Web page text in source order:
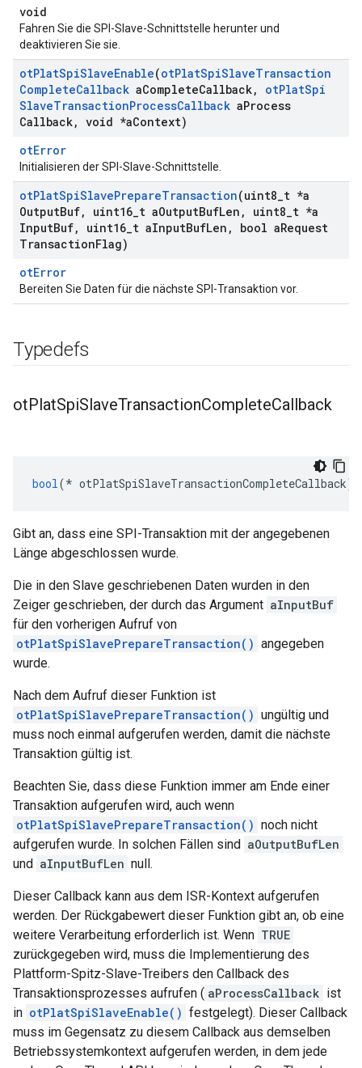
void
Fahren Sie die SPI-Slave-Schnittstelle herunter und
deaktivieren Sie sie.
otPlatSpiSlaveEnable(otPlatSpiSlaveTransaction
CompleteCallback aCompleteCallback, otPlatSpi
SlaveTransactionProcessCallback aProcess
Callback, void *aContext)
otError
Initialisieren der SPI-Slave-Schnittstelle.
otPlatSpiSlavePrepareTransaction(uint8 t *a
OutputBuf, uint16 t aOutputBufLen , uint8 t *a
InputBuf, uint16 t aInputBufLen , bool aRequest
TransactionFlag)
otError
Bereiten Sie Daten für die nächste SPI-Transaktion vor.
Typedefs
otPlatSpiSlaveTransactionCompleteCallback
bool(* otPlatSpiSlaveTransactionCompleteCallback)(
Gibt an, dass eine SPI-Transaktion mit der angegebenen
Länge abgeschlossen wurde.
Die in den Slave geschriebenen Daten wurden in den
Zeiger geschrieben, der durch das Argument aInputBuf
für den vorherigen Aufruf von
otPlatSpiSlavePrepareTransaction() angegeben
wurde.
Nach dem Aufruf dieser Funktion ist
otPlatSpiSlavePrepareTransaction() ungültig und
muss noch einmal aufgerufen werden, damit die nächste
Transaktion gültig ist.
Beachten Sie, dass diese Funktion immer am Ende einer
Transaktion aufgerufen wird, auch wenn
otPlatSpiSlavePrepareTransaction() noch nicht
aufgerufen wurde. In solchen Fällen sind aOutputBufLen
und aInputBufLen null.
Dieser Callback kann aus dem ISR-Kontext aufgerufen
werden. Der Rückgabewert dieser Funktion gibt an, ob eine
weitere Verarbeitung erforderlich ist. Wenn TRUE
zurückgegeben wird, muss die Implementierung des
Plattform-Spitz-Slave-Treibers den Callback des
Transaktionsprozesses aufrufen ( aProcessCallback ist
in otPlatSpiSlaveEnable() festgelegt). Dieser Callback
muss im Gegensatz zu diesem Callback aus demselben
Betriebssystemkontext aufgerufen werden, in dem jede